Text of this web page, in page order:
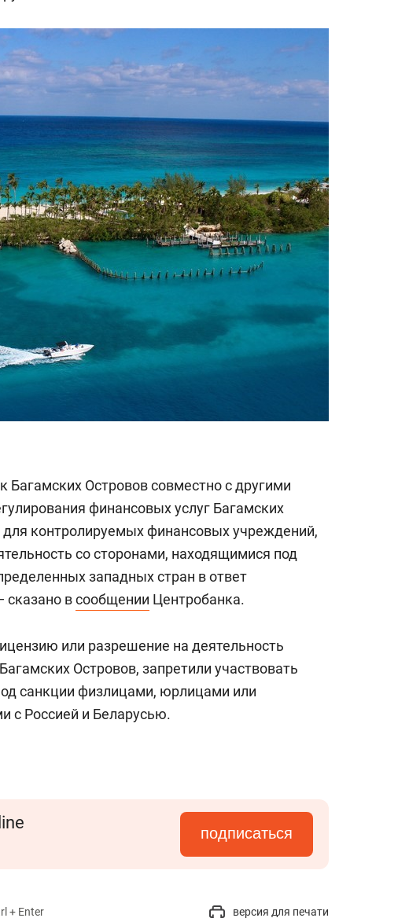
Багамских Островов совместно с другими
финансовых услуг Багамских
контролируемых финансовых учреждений,
со сторонами, находящимися под
западных стран в ответ
сказано всообщении Центробанка.
или разрешение на деятельность
Островов, запретили участвовать
санкции физлицами, юрлицами или
с Россией и Беларусью.
подписаться
+ Enter версия для печати
антихрупких команд